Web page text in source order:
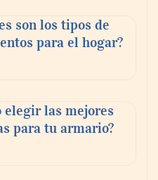
son los tipos de
para el hogar?
elegir las mejores
para tu armario?